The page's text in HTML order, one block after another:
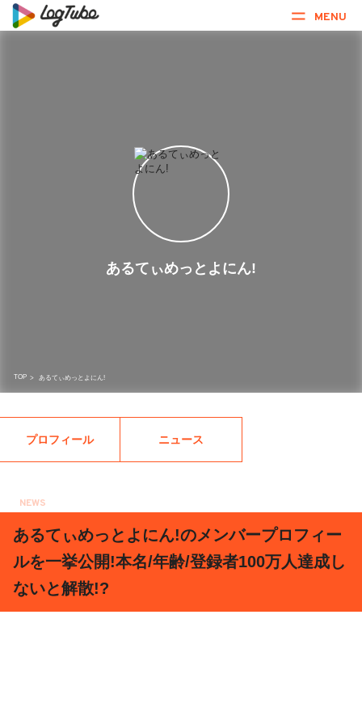
MENU
あるてぃめっとよにん!
TOP > あるてぃめっとよにん!
プロフィール ニュース
NEWS
あるてぃめっとよにん!のメンバープロフィー
ルを一挙公開!本名/年齢/登録者100万人達成し
ないと解散!?